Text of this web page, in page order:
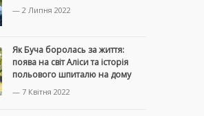
— 2 Липня 2022
Як Буча боролась за життя:
поява на світ Аліси та історія
польового шпиталю на дому
— 7 Квітня 2022